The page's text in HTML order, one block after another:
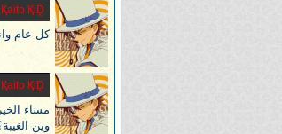
Қaito ҚiḒ
كل عام
Қaito ҚiḒ
مساء
وين